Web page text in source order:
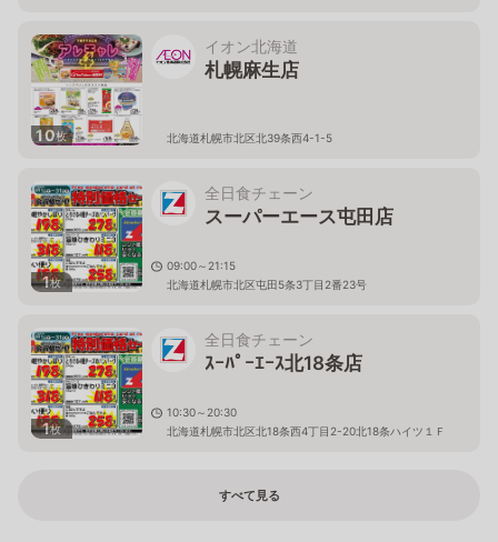
10枚
イオン北海道
札幌麻生店
北海道札幌市北区北39条西4-1-5
1枚
全日食チェーン
スーパーエース屯田店
09:00～21:15
北海道札幌市北区屯田5条3丁目2番23号
1枚
全日食チェーン
ｽｰﾊﾟｰｴｰｽ北18条店
10:30～20:30
北海道札幌市北区北18条西4丁目2-20北18条ハイツ１Ｆ
すべて見る